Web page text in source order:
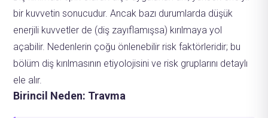
bir kuvvetin sonucudur. Ancak bazı durumlarda düşük
enerjili kuvvetler de (diş zayıflamışsa) kırılmaya yol
açabilir. Nedenlerin çoğu önlenebilir risk faktörleridir; bu
bölüm diş kırılmasının etiyolojisini ve risk gruplarını detaylı
ele alır.
Birincil Neden: Travma